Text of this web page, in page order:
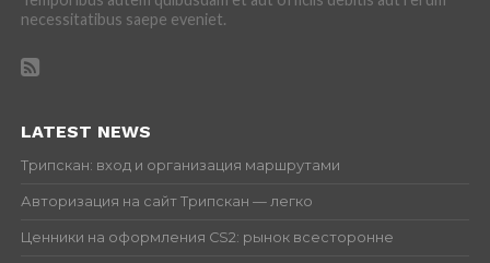
necessitatibus saepe eveniet.
LATEST NEWS
Трипскан: вход и организация маршрутами
Авторизация на сайт Трипскан — легко
Ценники на оформления CS2: рынок всесторонне